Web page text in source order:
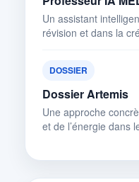
Un assistant
révision et dans la
DOSSIER
Dossier Artemis
Une approche
et de l’énergie dans